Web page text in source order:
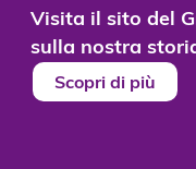
Visita il sito del
sulla nostra
Scopri di più